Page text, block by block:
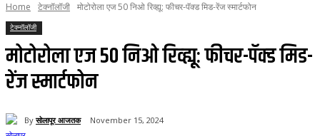
Home टेक्नॉलॉजी मोटोरोला एज 50 निओ रिव्ह्यू: फीचर-पॅक्ड मिड-रेंज स्मार्टफोन
टेक्नॉलॉजी
मोटोरोला एज 50 निओ रिव्ह्यू: फीचर-पॅक्ड मिड-
रेंज स्मार्टफोन
By सोलापूर आजतक November 15, 2024